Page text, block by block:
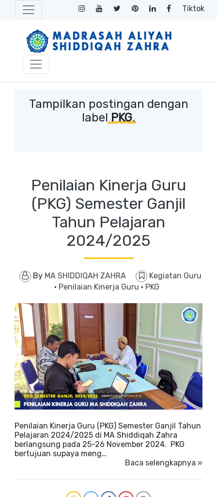
Tiktok
Tampilkan postingan dengan
labelPKG.
Penilaian Kinerja Guru
(PKG) Semester Ganjil
Tahun Pelajaran
2024/2025
By MA SHIDDIQAH ZAHRA
Kegiatan Guru
· Penilaian Kinerja Guru · PKG
Penilaian Kinerja Guru (PKG) Semester Ganjil Tahun
Pelajaran 2024/2025 di MA Shiddiqah Zahra
berlangsung pada 25-26 November 2024. PKG
bertujuan supaya meng…
Baca selengkapnya »